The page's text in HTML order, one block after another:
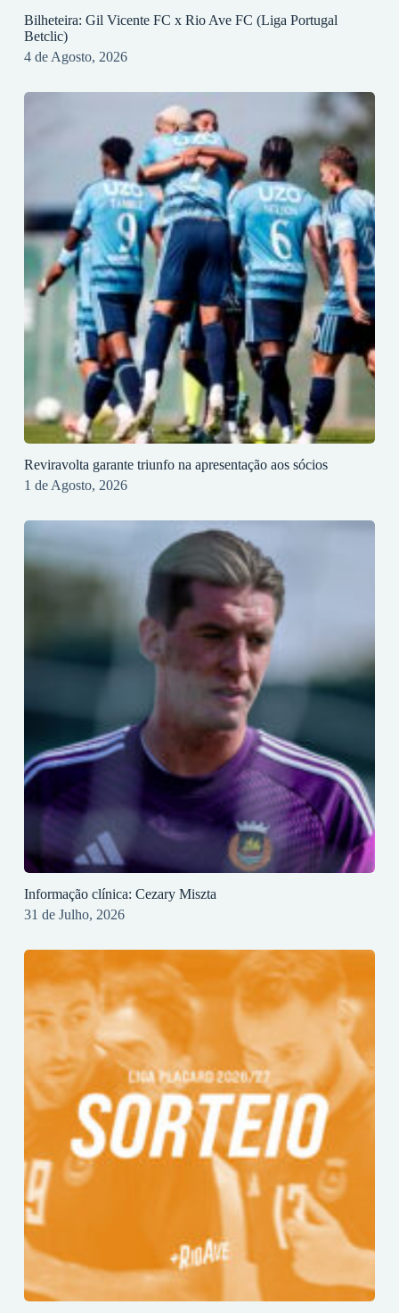
Bilheteira: Gil Vicente FC x Rio Ave FC (Liga Portugal
Betclic)
4 de Agosto, 2026
Reviravolta garante triunfo na apresentação aos sócios
1 de Agosto, 2026
Informação clínica: Cezary Miszta
31 de Julho, 2026